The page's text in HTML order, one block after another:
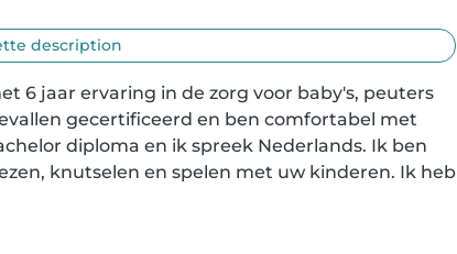
description
6 jaar ervaring in de zorg voor baby's, peuters
gecertificeerd en ben comfortabel met
diploma en ik spreek Nederlands. Ik ben
knutselen en spelen met uw kinderen. Ik heb